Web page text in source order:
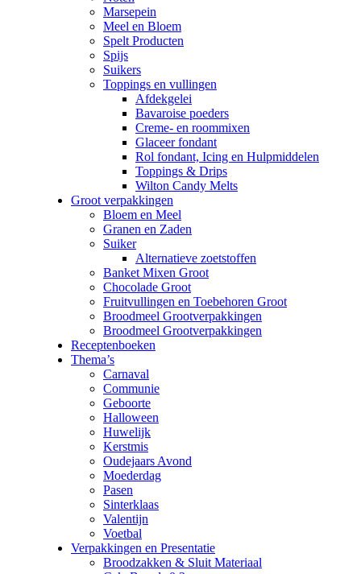
Marsepein
Meel en Bloem
Spelt Producten
Spijs
Suikers
Toppings en vullingen
Afdekgelei
Bavaroise poeders
Creme- en roommixen
Glaceer fondant
Rol fondant, Icing en Hulpmiddelen
Toppings & Drips
Wilton Candy Melts
Groot verpakkingen
Bloem en Meel
Granen en Zaden
Suiker
Alternatieve zoetstoffen
Banket Mixen Groot
Chocolade Groot
Fruitvullingen en Toebehoren Groot
Broodmeel Grootverpakkingen
Broodmeel Grootverpakkingen
Receptenboeken
Thema’s
Carnaval
Communie
Geboorte
Halloween
Huwelijk
Kerstmis
Oudejaars Avond
Moederdag
Pasen
Sinterklaas
Valentijn
Voetbal
Verpakkingen en Presentatie
Broodzakken & Sluit Materiaal